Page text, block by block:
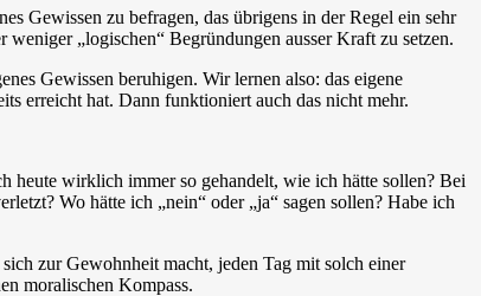
Gewissen zu befragen, das übrigens in der Regel ein sehr
„logischen“ Begründungen ausser Kraft zu setzen.
Gewissen beruhigen. Wir lernen also: das eigene
erreicht hat. Dann funktioniert auch das nicht mehr.
heute wirklich immer so gehandelt, wie ich hätte sollen? Bei
Wo hätte ich „nein“ oder „ja“ sagen sollen? Habe ich
zur Gewohnheit macht, jeden Tag mit solch einer
moralischen Kompass.